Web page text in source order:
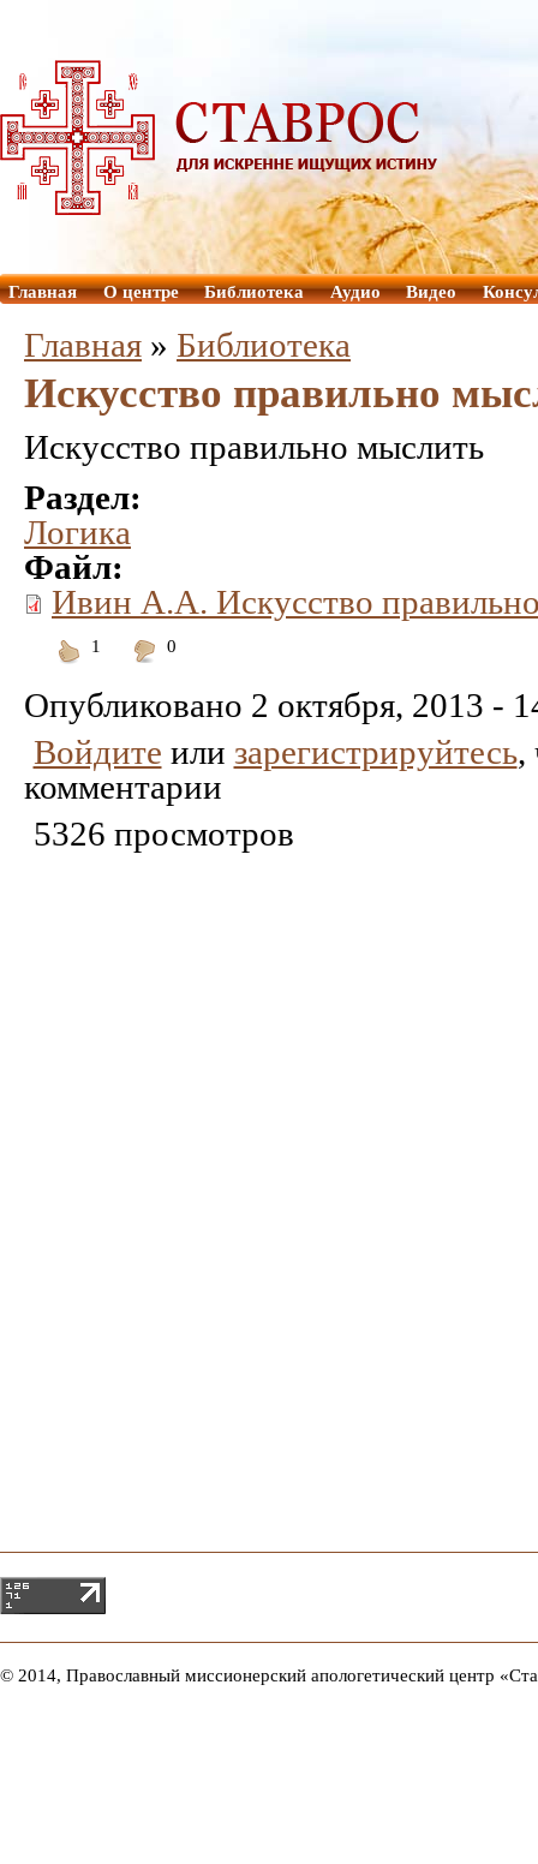
Главная О центре Библиотека Аудио Видео
Главная » Библиотека
Искусство правильно
Искусство правильно мыслить
Раздел:
Логика
Файл:
Ивин А.А. Искусство
1
0
Опубликовано 2 октября, 2013 -
Войдите или зарегистрируйтесь,
комментарии
5326 просмотров
© 2014, Православный миссионерский апологетический центр